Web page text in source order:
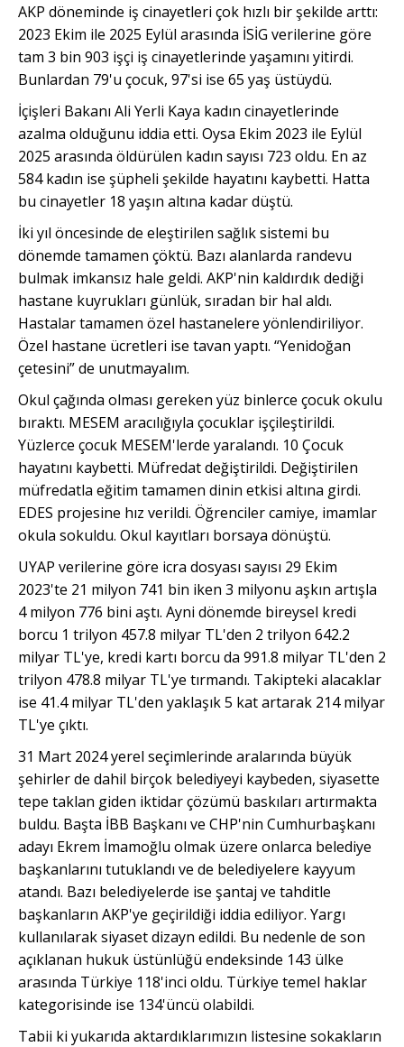
AKP döneminde iş cinayetleri çok hızlı bir şekilde arttı:
2023 Ekim ile 2025 Eylül arasında İSİG verilerine göre
tam 3 bin 903 işçi iş cinayetlerinde yaşamını yitirdi.
Bunlardan 79'u çocuk, 97'si ise 65 yaş üstüydü.
İçişleri Bakanı Ali Yerli Kaya kadın cinayetlerinde
azalma olduğunu iddia etti. Oysa Ekim 2023 ile Eylül
2025 arasında öldürülen kadın sayısı 723 oldu. En az
584 kadın ise şüpheli şekilde hayatını kaybetti. Hatta
bu cinayetler 18 yaşın altına kadar düştü.
İki yıl öncesinde de eleştirilen sağlık sistemi bu
dönemde tamamen çöktü. Bazı alanlarda randevu
bulmak imkansız hale geldi. AKP'nin kaldırdık dediği
hastane kuyrukları günlük, sıradan bir hal aldı.
Hastalar tamamen özel hastanelere yönlendiriliyor.
Özel hastane ücretleri ise tavan yaptı. “Yenidoğan
çetesini” de unutmayalım.
Okul çağında olması gereken yüz binlerce çocuk okulu
bıraktı. MESEM aracılığıyla çocuklar işçileştirildi.
Yüzlerce çocuk MESEM'lerde yaralandı. 10 Çocuk
hayatını kaybetti. Müfredat değiştirildi. Değiştirilen
müfredatla eğitim tamamen dinin etkisi altına girdi.
EDES projesine hız verildi. Öğrenciler camiye, imamlar
okula sokuldu. Okul kayıtları borsaya dönüştü.
UYAP verilerine göre icra dosyası sayısı 29 Ekim
2023'te 21 milyon 741 bin iken 3 milyonu aşkın artışla
4 milyon 776 bini aştı. Ayni dönemde bireysel kredi
borcu 1 trilyon 457.8 milyar TL'den 2 trilyon 642.2
milyar TL'ye, kredi kartı borcu da 991.8 milyar TL'den 2
trilyon 478.8 milyar TL'ye tırmandı. Takipteki alacaklar
ise 41.4 milyar TL'den yaklaşık 5 kat artarak 214 milyar
TL'ye çıktı.
31 Mart 2024 yerel seçimlerinde aralarında büyük
şehirler de dahil birçok belediyeyi kaybeden, siyasette
tepe taklan giden iktidar çözümü baskıları artırmakta
buldu. Başta İBB Başkanı ve CHP'nin Cumhurbaşkanı
adayı Ekrem İmamoğlu olmak üzere onlarca belediye
başkanlarını tutuklandı ve de belediyelere kayyum
atandı. Bazı belediyelerde ise şantaj ve tahditle
başkanların AKP'ye geçirildiği iddia ediliyor. Yargı
kullanılarak siyaset dizayn edildi. Bu nedenle de son
açıklanan hukuk üstünlüğü endeksinde 143 ülke
arasında Türkiye 118'inci oldu. Türkiye temel haklar
kategorisinde ise 134'üncü olabildi.
Tabii ki yukarıda aktardıklarımızın listesine sokakların